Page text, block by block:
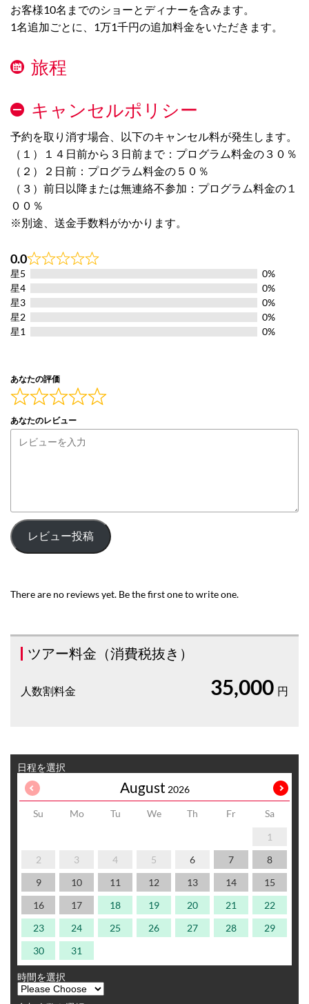
お客様10名までのショーとディナーを含みます。
1名追加ごとに、1万1千円の追加料金をいただきます。
旅程
キャンセルポリシー
予約を取り消す場合、以下のキャンセル料が発生します。
（１）１４日前から３日前まで：プログラム料金の３０％
（２）２日前：プログラム料金の５０％
（３）前日以降または無連絡不参加：プログラム料金の１
００％
※別途、送金手数料がかかります。
0.0
Rated
out
of
5
星5
0%
星4
0%
星3
0%
星2
0%
星1
0%
あなたの評価
あなたのレビュー
レビュー投稿
There are no reviews yet. Be the first one to write one.
ツアー料金（消費税抜き）
人数割料金 35,000 円
日程を選択
August 2026
Su Mo Tu We Th Fr
Sa
1
2
3 4 5 6 7
8
9
10 11 12 13 14
15
16
17 18 19 20 21
22
23
24 25 26 27 28
29
30
31
時間を選択